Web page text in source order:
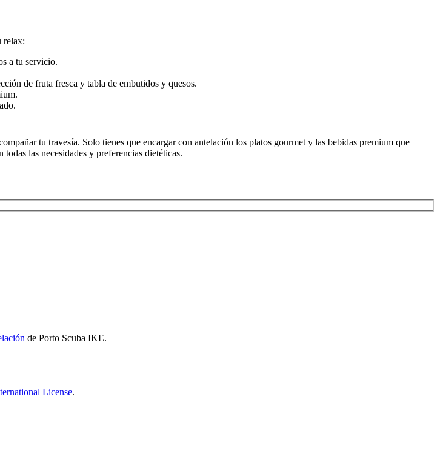
relax:
a tu servicio.
de fruta fresca y tabla de embutidos y quesos.
tu travesía. Solo tienes que encargar con antelación los platos gourmet y las bebidas premium que
las necesidades y preferencias dietéticas.
de Porto Scuba IKE.
License.